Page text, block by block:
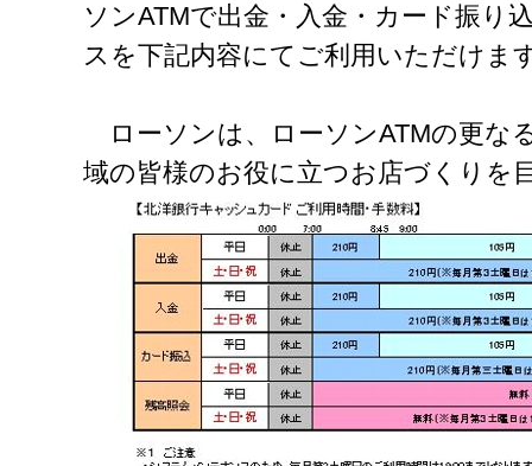
ソンATMで出金・入金・カード振り
スを下記内容にてご利用いただけま
ローソンは、ローソンATMの更な
域の皆様のお役に立つお店づくりを